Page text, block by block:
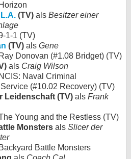
(TV) als Besitzer einer
1-1 (TV)
(TV) als Gene
Donovan (#1.08 Bridget) (TV)
als Craig Wilson
Naval Criminal
(#10.02 Recovery) (TV)
Leidenschaft (TV) als Frank
Young and the Restless (TV)
Monsters als Slicer der
Battle Monsters